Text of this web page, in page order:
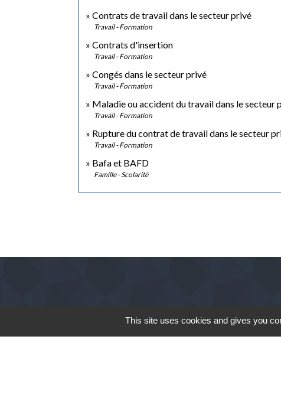
Contrats de travail dans le secteur privé
Travail - Formation
Contrats d'insertion
Travail - Formation
Congés dans le secteur privé
Travail - Formation
Maladie ou accident du travail dans le secteur
Travail - Formation
Rupture du contrat de travail dans le secteur
Travail - Formation
Bafa et BAFD
Famille - Scolarité
This site uses cookies and gives you